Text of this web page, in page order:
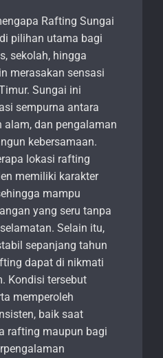
Rafting Sungai
pilihan utama bagi
sekolah, hingga
merasakan sensasi
Sungai ini
sempurna antara
alam, dan pengalaman
kebersamaan.
lokasi rafting
memiliki karakter
mampu
yang seru tanpa
Selain itu,
sepanjang tahun
dapat di nikmati
Kondisi tersebut
memperoleh
baik saat
rafting maupun bagi